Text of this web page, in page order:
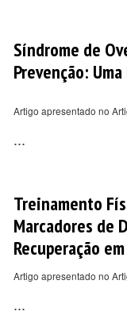
Síndrome de
Prevenção:
Artigo apresentado no
...
Treinamento
Marcadores de
Recuperação
Artigo apresentado no
...